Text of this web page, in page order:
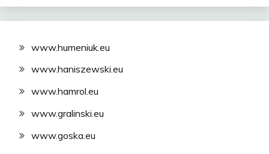
www.humeniuk.eu
www.haniszewski.eu
www.hamrol.eu
www.gralinski.eu
www.goska.eu